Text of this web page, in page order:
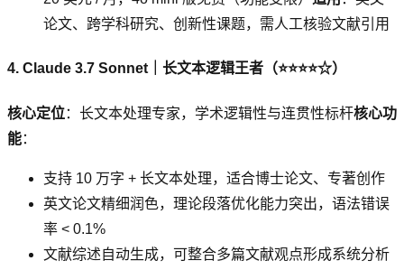
论文、跨学科研究、创新性课题，需人工核验文献引用
4. Claude 3.7 Sonnet｜长文本逻辑王者（⭐⭐⭐⭐☆）
核心定位：长文本处理专家，学术逻辑性与连贯性标杆核心功
能：
支持 10 万字 + 长文本处理，适合博士论文、专著创作
英文论文精细润色，理论段落优化能力突出，语法错误
率 < 0.1%
文献综述自动生成，可整合多篇文献观点形成系统分析